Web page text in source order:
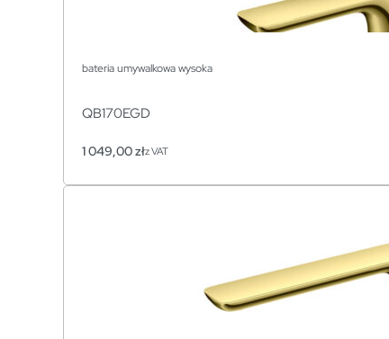
bateria umywalkowa wysoka
QB170EGD
1 049,00złz VAT